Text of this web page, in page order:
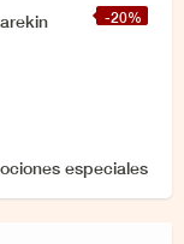
-20%
especiales